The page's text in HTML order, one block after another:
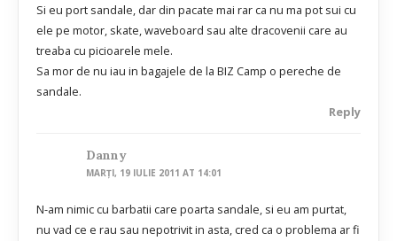
Si eu port sandale, dar din pacate mai rar ca nu ma pot sui cu
ele pe motor, skate, waveboard sau alte dracovenii care au
treaba cu picioarele mele.
Sa mor de nu iau in bagajele de la BIZ Camp o pereche de
sandale.
Reply
Danny
MARȚI, 19 IULIE 2011 AT 14:01
N-am nimic cu barbatii care poarta sandale, si eu am purtat,
nu vad ce e rau sau nepotrivit in asta, cred ca o problema ar fi